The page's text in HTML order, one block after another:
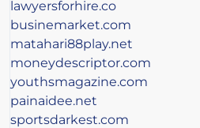
lawyersforhire.co
businemarket.com
matahari88play.net
moneydescriptor.com
youthsmagazine.com
painaidee.net
sportsdarkest.com